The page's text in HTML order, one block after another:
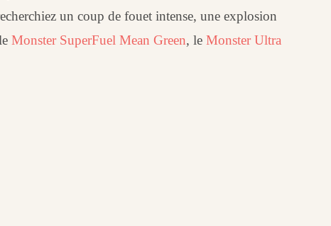
un coup de fouet intense, une explosion
Monster SuperFuel Mean Green, leMonster Ultra